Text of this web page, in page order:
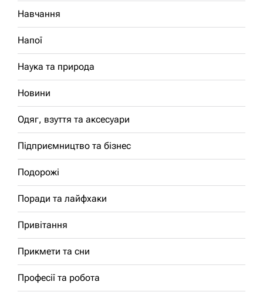
Навчання
Напої
Наука та природа
Новини
Одяг, взуття та аксесуари
Підприємництво та бізнес
Подорожі
Поради та лайфхаки
Привітання
Прикмети та сни
Професії та робота